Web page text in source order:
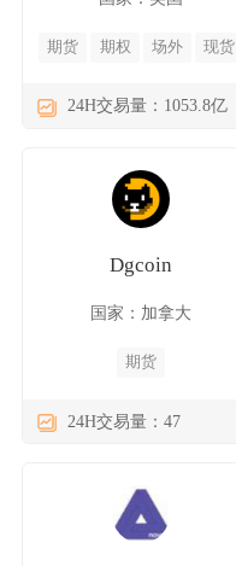
期货 期权 场外 现货
24H交易量：1053.8亿
Dgcoin
国家：加拿大
期货
24H交易量：47